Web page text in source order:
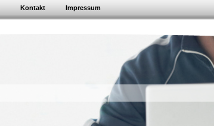
Kontakt Impressum